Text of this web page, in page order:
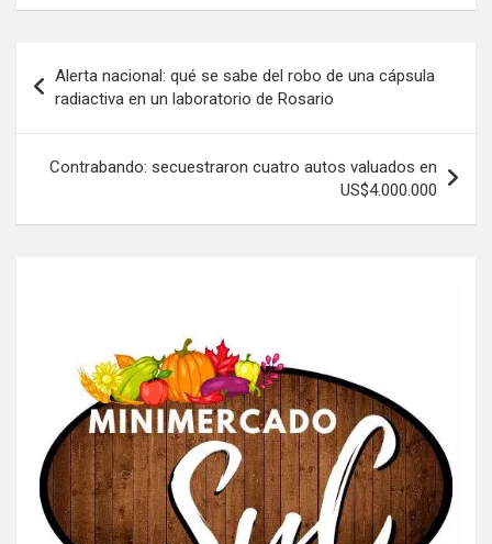
de
entradas
Alerta nacional: qué se sabe del robo de una cápsula
radiactiva en un laboratorio de Rosario
Contrabando: secuestraron cuatro autos valuados en
US$4.000.000